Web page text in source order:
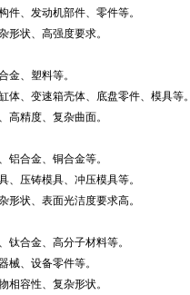
、发动机部件、零件等。
状、高强度要求。
、塑料等。
、变速箱壳体、底盘零件、模具等。
精度、复杂曲面。
合金、铜合金等。
压铸模具、冲压模具等。
状、表面光洁度要求高。
合金、高分子材料等。
、设备零件等。
容性、复杂形状。